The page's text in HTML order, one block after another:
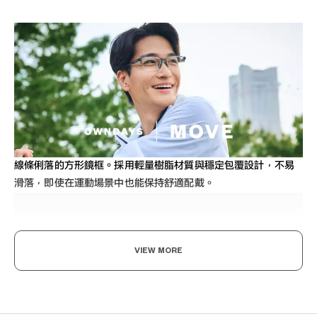
線條俐落的方形鏡框。採用輕量樹脂材質與穩定包覆設計，不易
滑落，即使在運動場景中也能保持舒適配戴。
VIEW MORE